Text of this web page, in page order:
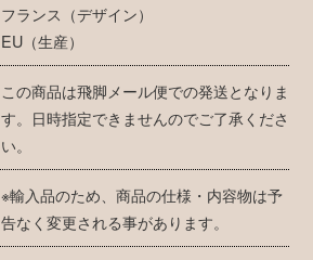
フランス（デザイン）
EU（生産）
この商品は飛脚メール便での発送となりま
す。日時指定できませんのでご了承くださ
い。
※輸入品のため、商品の仕様・内容物は予
告なく変更される事があります。